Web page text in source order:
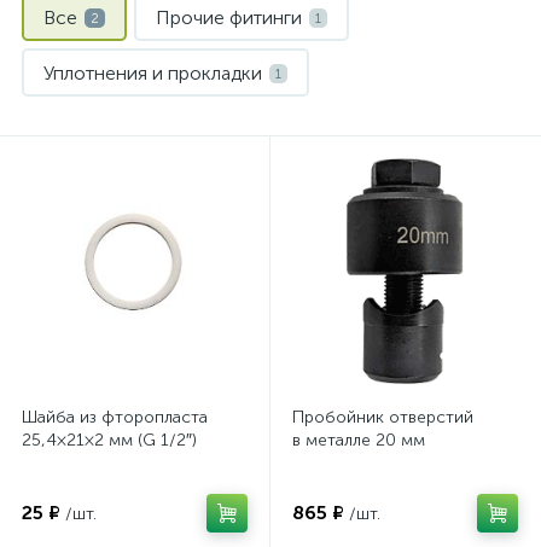
Все 2 Прочие фитинги 1
Уплотнения и прокладки 1
Шайба из фторопласта
25,4×21×2 мм (G 1/2″)
25 ₽ /шт.
Пробойник отверстий
в металле 20 мм
865 ₽ /шт.